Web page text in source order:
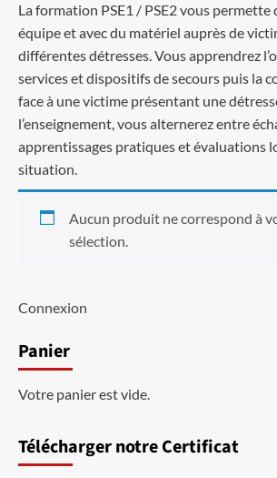
La formation PSE1 / PSE2 vous permette
équipe et avec du matériel auprès de
différentes détresses. Vous apprendrez
services et dispositifs de secours puis la
face à une victime présentant une
l’enseignement, vous alternerez entre
apprentissages pratiques et évaluations
situation.
Aucun produit ne correspond à
sélection.
Connexion
Panier
Votre panier est vide.
Télécharger notre Certificat